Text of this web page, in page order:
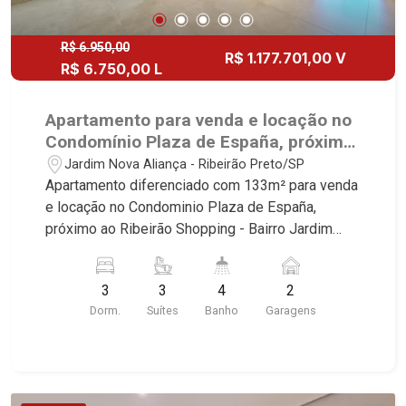
R$ 6.950,00
R$ 6.750,00 L
R$ 1.177.701,00 V
Apartamento para venda e locação no
Condomínio Plaza de España, próximo
ao Ribeirão Shopping - Ribeirão
Preto/SP.
Jardim Nova Aliança - Ribeirão Preto/SP
Apartamento diferenciado com 133m² para venda
e locação no Condominio Plaza de España,
próximo ao Ribeirão Shopping - Bairro Jardim
características deste imóvel que a Martinelli
Imobiliária selecionou para você: - 133m² de área
útil - 3 suítes com armários - Sala 2 ambientes -
3
Dorm.
3
Suítes
4
Banho
2
Garagens